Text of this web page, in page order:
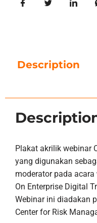
Description
Plakat akrilik webinar
yang digunakan
moderator pada
On Enterprise Digital
Webinar ini diadakan
Center for Risk